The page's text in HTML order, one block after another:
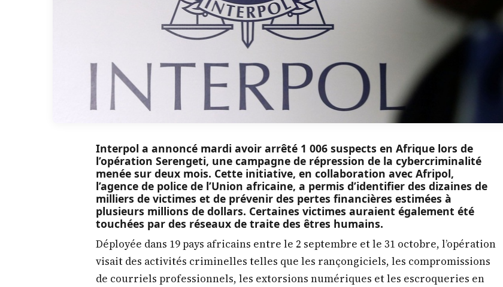
Interpol a annoncé mardi avoir arrêté 1 006 suspects en Afrique lors de
l’opération Serengeti, une campagne de répression de la cybercriminalité
menée sur deux mois. Cette initiative, en collaboration avec Afripol,
l’agence de police de l’Union africaine, a permis d’identifier des dizaines de
milliers de victimes et de prévenir des pertes financières estimées à
plusieurs millions de dollars. Certaines victimes auraient également été
touchées par des réseaux de traite des êtres humains.
Déployée dans 19 pays africains entre le 2 septembre et le 31 octobre, l’opération
visait des activités criminelles telles que les rançongiciels, les compromissions
de courriels professionnels, les extorsions numériques et les escroqueries en